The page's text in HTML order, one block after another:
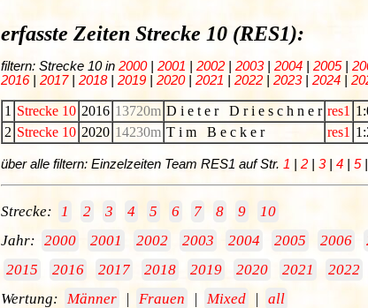
erfasste Zeiten Strecke 10 (RES1):
filtern: Strecke 10 in 2000| 2001 2002 2003| 2004 2005|
2016| 2017| 2018| 2019 2020| 2021 2022 2023| 2024
1 Strecke 10 2016 13720m D i e t e r D r i e s c h n e r res1
2 Strecke 10 2020 14230m T i m B e c k e r res1
über alle filtern: Einzelzeiten Team RES1 auf Str. 1 2 3| 4 5|
Strecke: 1 2 3 4 5 6 7 8 9
10
Jahr: 2000 2001 2002 2003 2004 2005 2006
2015
2016 2017 2018 2019 2020 2021 2022
Wertung:
Männer | Frauen | Mixed |
all